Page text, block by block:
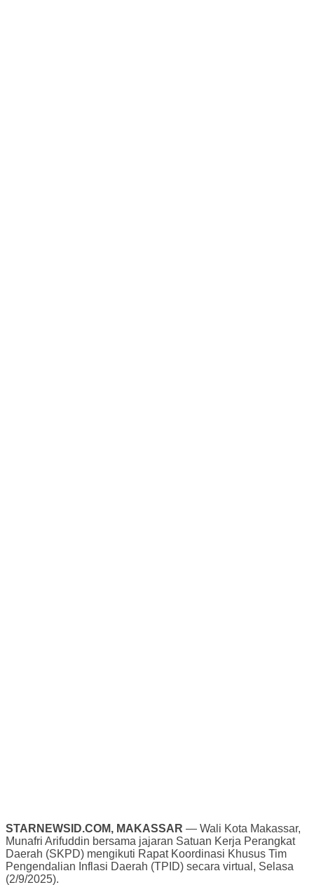
STARNEWSID.COM, MAKASSAR — Wali Kota Makassar,
Munafri Arifuddin bersama jajaran Satuan Kerja Perangkat
Daerah (SKPD) mengikuti Rapat Koordinasi Khusus Tim
Pengendalian Inflasi Daerah (TPID) secara virtual, Selasa
(2/9/2025).